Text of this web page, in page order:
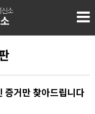
소
증거만 찾아드립니다